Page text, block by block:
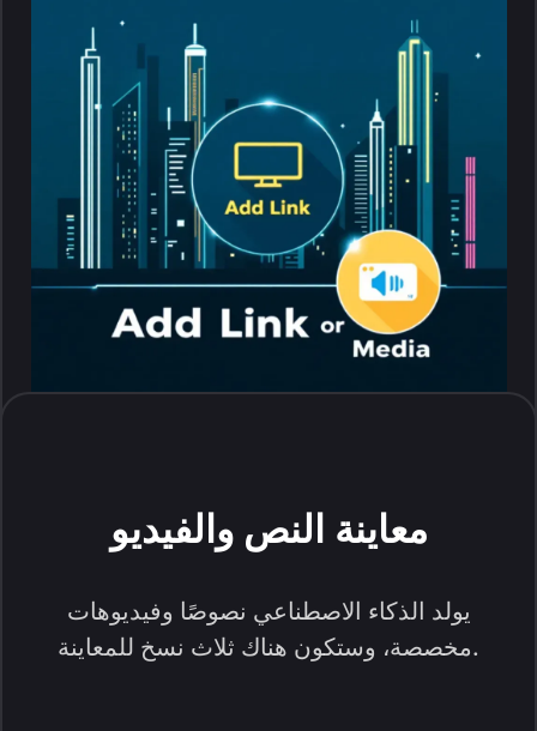
معاينة النص والفيديو
يولد الذكاء الاصطناعي نصوصًا وفيديوهات
مخصصة، وستكون هناك ثلاث نسخ للمعاينة.